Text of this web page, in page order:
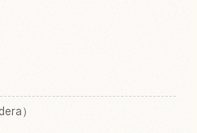
）